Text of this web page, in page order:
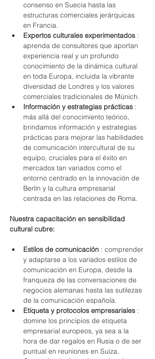
consenso en Suecia hasta las
estructuras comerciales jerárquicas
en Francia.
Expertos culturales experimentados :
aprenda de consultores que aportan
experiencia real y un profundo
conocimiento de la dinámica cultural
en toda Europa, incluida la vibrante
diversidad de Londres y los valores
comerciales tradicionales de Múnich.
Información y estrategias prácticas :
más allá del conocimiento teórico,
brindamos información y estrategias
prácticas para mejorar las habilidades
de comunicación intercultural de su
equipo, cruciales para el éxito en
mercados tan variados como el
entorno centrado en la innovación de
Berlín y la cultura empresarial
centrada en las relaciones de Roma.
Nuestra capacitación en sensibilidad
cultural cubre:
Estilos de comunicación : comprender
y adaptarse a los variados estilos de
comunicación en Europa, desde la
franqueza de las conversaciones de
negocios alemanas hasta las sutilezas
de la comunicación española.
Etiqueta y protocolos empresariales :
domine los principios de etiqueta
empresarial europeos, ya sea a la
hora de dar regalos en Rusia o de ser
puntual en reuniones en Suiza.